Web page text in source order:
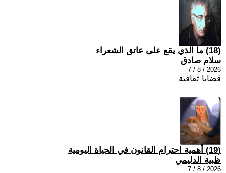
(18) ما الذي يقع على عاتق الشعراء
سلام صادق
2026 / 8 / 7
قضايا ثقافية
(19) أهمية احترام القانون في الحياة اليومية
ظبية الدليمي
2026 / 8 / 7